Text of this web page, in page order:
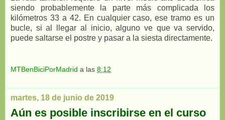
siendo probablemente la parte más complicada los
kilómetros 33 a 42. En cualquier caso, ese tramo es un
bucle, si al llegar al inicio, alguno ve que va servido,
puede saltarse el postre y pasar a la siesta directamente.
MTBenBiciPorMadrid a las 8:12
martes, 18 de junio de 2019
Aún es posible inscribirse en el curso